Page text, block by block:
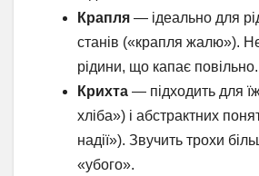
Крапля — ідеально для
станів («крапля жалю»).
рідини, що капає повільно.
Крихта — підходить для
хліба») і абстрактних
надії»). Звучить трохи
«убого».